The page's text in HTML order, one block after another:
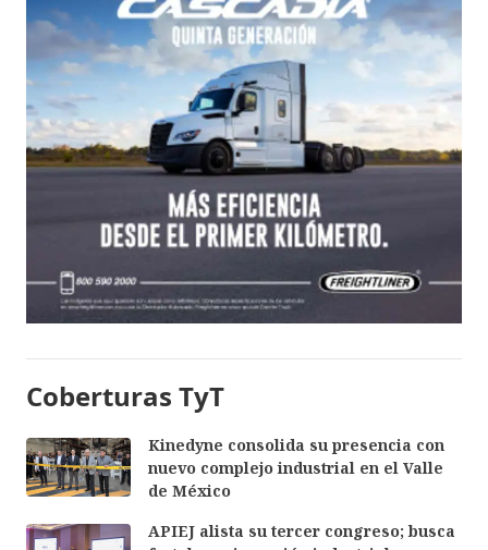
Coberturas TyT
Kinedyne consolida su presencia con
nuevo complejo industrial en el Valle
de México
APIEJ alista su tercer congreso; busca